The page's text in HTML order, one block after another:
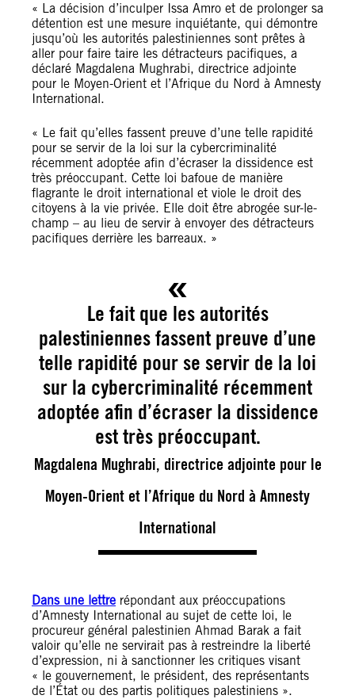
« La décision d’inculper Issa Amro et de prolonger sa
détention est une mesure inquiétante, qui démontre
jusqu’où les autorités palestiniennes sont prêtes à
aller pour faire taire les détracteurs pacifiques, a
déclaré Magdalena Mughrabi, directrice adjointe
pour le Moyen-Orient et l’Afrique du Nord à Amnesty
International.
« Le fait qu’elles fassent preuve d’une telle rapidité
pour se servir de la loi sur la cybercriminalité
récemment adoptée afin d’écraser la dissidence est
très préoccupant. Cette loi bafoue de manière
flagrante le droit international et viole le droit des
citoyens à la vie privée. Elle doit être abrogée sur-le-
champ – au lieu de servir à envoyer des détracteurs
pacifiques derrière les barreaux. »
Le fait que les autorités
palestiniennes fassent preuve d’une
telle rapidité pour se servir de la loi
sur la cybercriminalité récemment
adoptée afin d’écraser la dissidence
est très préoccupant.
Magdalena Mughrabi, directrice adjointe pour le
Moyen-Orient et l’Afrique du Nord à Amnesty
International
Dans une lettre répondant aux préoccupations
d’Amnesty International au sujet de cette loi, le
procureur général palestinien Ahmad Barak a fait
valoir qu’elle ne servirait pas à restreindre la liberté
d’expression, ni à sanctionner les critiques visant
« le gouvernement, le président, des représentants
de l’État ou des partis politiques palestiniens ».